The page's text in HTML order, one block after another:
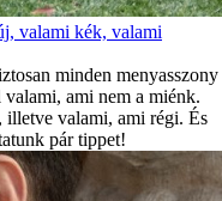
valami kék, valami
minden menyasszony
valami, ami nem a miénk.
valami, ami régi. És
pár tippet!